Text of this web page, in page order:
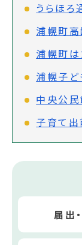
うらほろ
浦幌町高
浦幌町は
浦幌子ども
中央公
子育て出
届出